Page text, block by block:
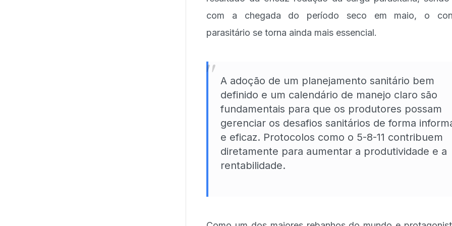
com a chegada do período seco em maio, o
parasitário se torna ainda mais essencial.
" A adoção de um planejamento sanitário bem
definido e um calendário de manejo claro são
fundamentais para que os produtores possam
gerenciar os desafios sanitários de forma
e eficaz. Protocolos como o 5-8-11 contribuem
diretamente para aumentar a produtividade e a
rentabilidade.